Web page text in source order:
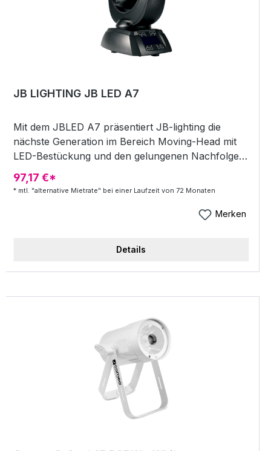
JB LIGHTING JB LED A7
Mit dem JBLED A7 präsentiert JB-lighting die
nächste Generation im Bereich Moving-Head mit
LED-Bestückung und den gelungenen Nachfolger
des VaryLED 3*84.Die Bestückung des JBLED A7
umfasst 108 Luxeon Hochleistungs-LEDs, die in
platziert wurden und dadurch ein gleichmäßiges
und Anzahl der eingesetzten LEDs wird die
Der JBLED A7 profitiert dabei von neuen
Lichtausbeute um 40% bei blau und um nahezu
100% bei grün. Durch diese Entwicklung ist der
JBLED A7 nicht nur das hellste Gerät in seiner
Klasse, die Lichtausbeute bei weiß (gemischt aus
rot, grün und blau) hat sich sogar
verdoppelt.Einen großen Erfolg erzielte JB-lighting
bei der Weiterentwicklung des optischen Systems.
Da die derzeit auf dem Markt erhältlichen Optiken
97,17 €*
* mtl. "alternative Mietrate" bei einer Laufzeit von 72 Monaten
Merken
Details